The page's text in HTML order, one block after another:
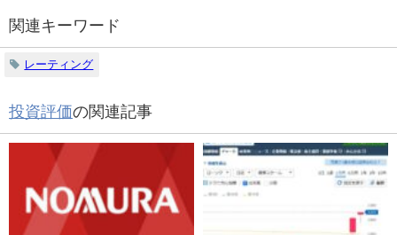
関連キーワード
レーティング
投資評価の関連記事